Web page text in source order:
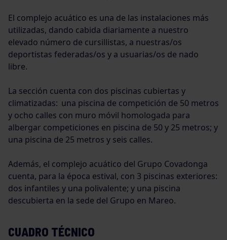
El complejo acuático es una de las instalaciones más
utilizadas, dando cabida diariamente a nuestro
elevado número de cursillistas, a nuestras/os
deportistas federadas/os y a usuarias/os de nado
libre.
La sección cuenta con dos piscinas cubiertas y
climatizadas: una piscina de competición de 50 metros
y ocho calles con muro móvil homologada para
albergar competiciones en piscina de 50 y 25 metros; y
una piscina de 25 metros y seis calles.
Además, el complejo acuático del Grupo Covadonga
cuenta, para la época estival, con 3 piscinas exteriores:
dos infantiles y una polivalente; y una piscina
descubierta en la sede del Grupo en Mareo.
CUADRO TÉCNICO